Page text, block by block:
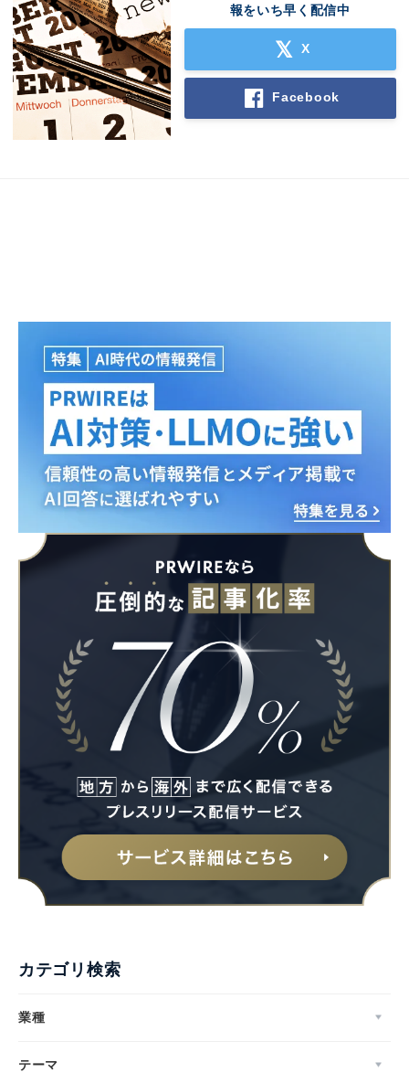
報をいち早く配信中
X
Facebook
カテゴリ検索
業種
テーマ
Japanese
English